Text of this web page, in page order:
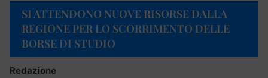
SI ATTENDONO NUOVE RISORSE DALLA
REGIONE PER LO SCORRIMENTO DELLE
BORSE DI STUDIO
Redazione